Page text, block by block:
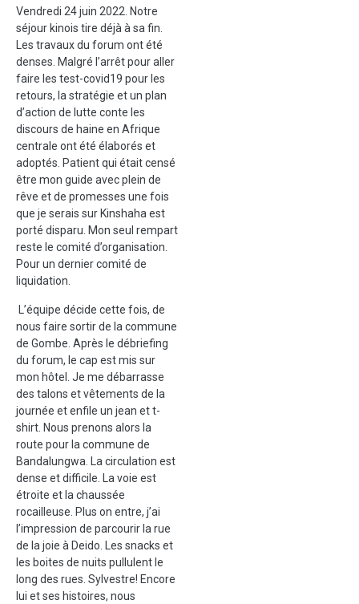
Vendredi 24 juin 2022. Notre
séjour kinois tire déjà à sa fin.
Les travaux du forum ont été
denses. Malgré l’arrêt pour aller
faire les test-covid19 pour les
retours, la stratégie et un plan
d’action de lutte conte les
discours de haine en Afrique
centrale ont été élaborés et
adoptés. Patient qui était censé
être mon guide avec plein de
rêve et de promesses une fois
que je serais sur Kinshaha est
porté disparu. Mon seul rempart
reste le comité d’organisation.
Pour un dernier comité de
liquidation.
L’équipe décide cette fois, de
nous faire sortir de la commune
de Gombe. Après le débriefing
du forum, le cap est mis sur
mon hôtel. Je me débarrasse
des talons et vêtements de la
journée et enfile un jean et t-
shirt. Nous prenons alors la
route pour la commune de
Bandalungwa. La circulation est
dense et difficile. La voie est
étroite et la chaussée
rocailleuse. Plus on entre, j’ai
l’impression de parcourir la rue
de la joie à Deido. Les snacks et
les boites de nuits pullulent le
long des rues. Sylvestre! Encore
lui et ses histoires, nous